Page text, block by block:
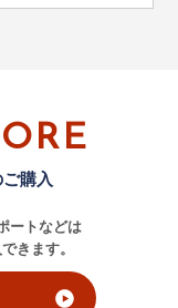
購入
ートなどは
きます。